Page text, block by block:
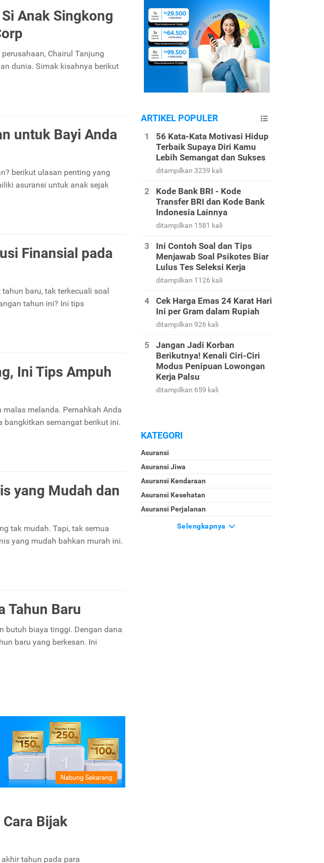
Anak Singkong
Chairul Tanjung
dunia. Simak kisahnya berikut
untuk Bayi Anda
berikut ulasan penting yang
asuransi untuk anak sejak
Finansial pada
baru, tak terkecuali soal
tahun ini? Ini tips
Ini Tips Ampuh
melanda. Pernahkah Anda
bangkitkan semangat berikut ini.
yang Mudah dan
tak mudah. Tapi, tak semua
yang mudah bahkan murah ini.
Tahun Baru
butuh biaya tinggi. Dengan dana
baru yang berkesan. Ini
Bijak
tahun pada para
ARTIKEL POPULER
56 Kata-Kata Motivasi Hidup
Terbaik Supaya Diri Kamu
Lebih Semangat dan Sukses
ditampilkan 3239 kali
Kode Bank BRI - Kode
Transfer BRI dan Kode Bank
Indonesia Lainnya
ditampilkan 1581 kali
Ini Contoh Soal dan Tips
Menjawab Soal Psikotes Biar
Lulus Tes Seleksi Kerja
ditampilkan 1126 kali
Cek Harga Emas 24 Karat Hari
Ini per Gram dalam Rupiah
ditampilkan 926 kali
Jangan Jadi Korban
Berikutnya! Kenali Ciri-Ciri
Modus Penipuan Lowongan
Kerja Palsu
ditampilkan 659 kali
KATEGORI
Asuransi
Asuransi Jiwa
Asuransi Kendaraan
Asuransi Kesehatan
Asuransi Perjalanan
Selengkapnya